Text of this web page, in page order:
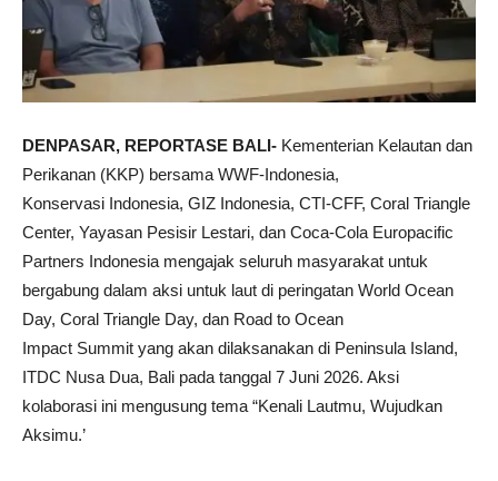
DENPASAR, REPORTASE BALI- Kementerian Kelautan dan
Perikanan (KKP) bersama WWF-Indonesia,
Konservasi Indonesia, GIZ Indonesia, CTI-CFF, Coral Triangle
Center, Yayasan Pesisir Lestari, dan Coca-Cola Europacific
Partners Indonesia mengajak seluruh masyarakat untuk
bergabung dalam aksi untuk laut di peringatan World Ocean
Day, Coral Triangle Day, dan Road to Ocean
Impact Summit yang akan dilaksanakan di Peninsula Island,
ITDC Nusa Dua, Bali pada tanggal 7 Juni 2026. Aksi
kolaborasi ini mengusung tema “Kenali Lautmu, Wujudkan
Aksimu.’